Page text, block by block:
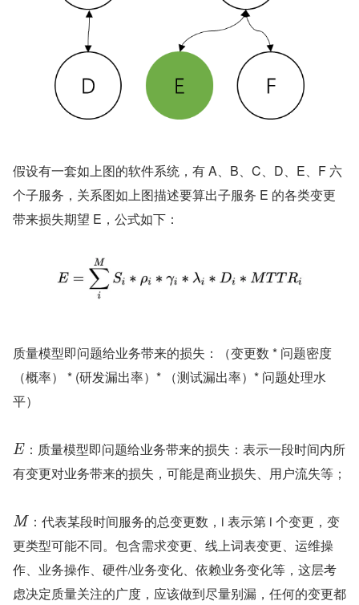
假设有一套如上图的软件系统，有 A、B、C、D、E、F 六
个子服务，关系图如上图描述要算出子服务 E 的各类变更
带来损失期望 E，公式如下：
质量模型即问题给业务带来的损失：（变更数 * 问题密度
（概率） * (研发漏出率）* （测试漏出率）* 问题处理水
平）
E ：质量模型即问题给业务带来的损失：表示一段时间内所
有变更对业务带来的损失，可能是商业损失、用户流失等；
M ：代表某段时间服务的总变更数，i 表示第 i 个变更，变
更类型可能不同。包含需求变更、线上词表变更、运维操
作、业务操作、硬件/业务变化、依赖业务变化等，这层考
虑决定质量关注的广度，应该做到尽量别漏，任何的变更都